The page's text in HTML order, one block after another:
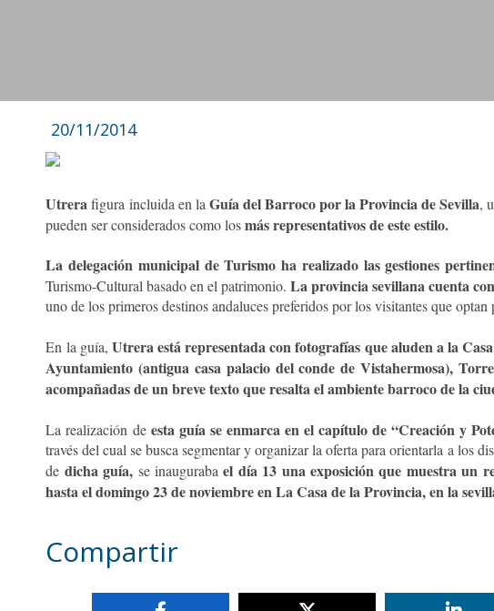
20/11/2014
Utrerafigura incluida en la Guía del Barroco por la Provincia de Sevilla,
pueden ser considerados como losmás representativos de este estilo.
La delegación municipal de Turismo ha realizado las gestiones
Turismo-Cultural basado en el patrimonio.La provincia sevillana cuenta
uno de los primeros destinos andaluces preferidos por los visitantes que
En la guía, Utrera está representada con fotografías que aluden a la
Ayuntamiento (antigua casa palacio del conde de Vistahermosa),
acompañadas de un breve texto que resalta el ambiente barroco de la
La realización de esta guía se enmarca en el capítulo de “Creación y
través del cual se busca segmentar y organizar la oferta para orientarla a los
de dicha guía, se inauguraba el día 13 una exposición que muestra un
hasta el domingo 23 de noviembre en La Casa de la Provincia, en la
Compartir